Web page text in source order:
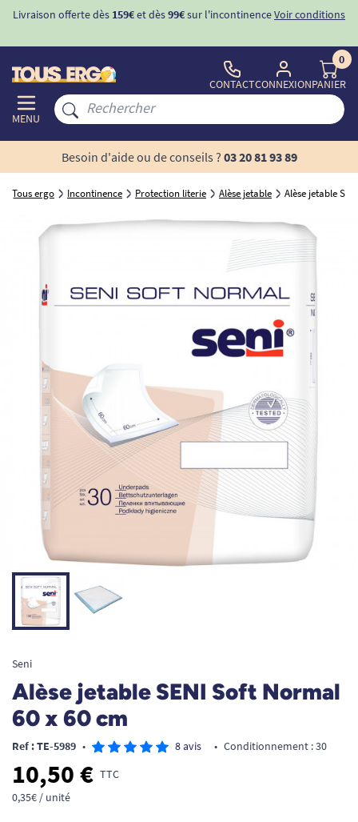
Livraison offerte dès 159€et dès99€sur l'incontinenceVoir conditions
MENU
CONTACTCONNEXION
0
PANIER
Besoin d'aide ou de conseils ? 03 20 81 93 89
Tous ergo Incontinence Protection literie Alèse jetable Alèse jetable
Seni
Alèse jetable SENI Soft Normal
60 x 60 cm
Ref : TE-5989 • 8 avis • Conditionnement : 30
10,50 € TTC
0,35€ / unité